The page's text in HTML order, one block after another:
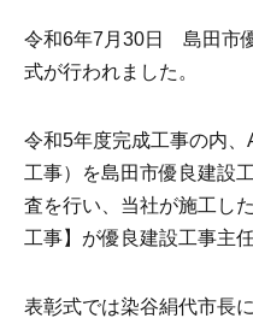
令和6年7 月 30日 島田市
式が行われました。
令和5年度完成工事の内、
工事）を島田市優良建設
査を行い、当社が施工し
工事】が優良建設工事主
表彰式では染谷絹代市長